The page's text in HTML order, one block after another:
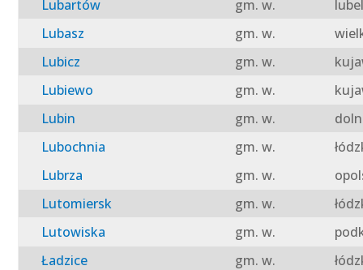
Lubartów gm. w.
Lubasz
gm. w.
Lubicz
gm. w.
Lubiewo
gm. w.
Lubin
gm. w.
Lubochnia
gm. w.
Lubrza
gm. w.
Lutomiersk
gm. w.
Lutowiska
gm. w.
Ładzice
gm. w.